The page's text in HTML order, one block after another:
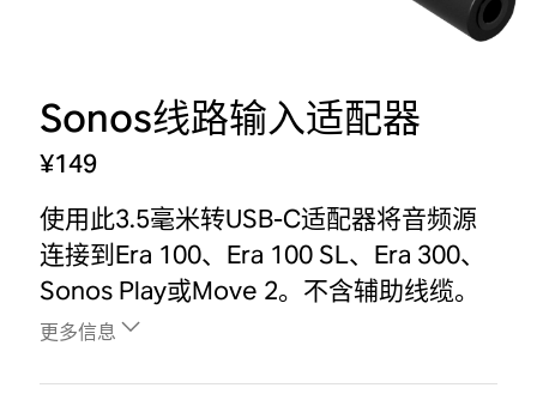
Sonos线路输入适配器
¥149
使用此3.5毫米转USB-C适配器将音频源
连接到Era 100、Era 100 SL、Era 300、
Sonos Play或Move 2。不含辅助线缆。
更多信息